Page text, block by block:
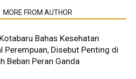
MORE FROM AUTHOR
Bahas Kesehatan
Perempuan, Disebut Penting di
Beban Peran Ganda